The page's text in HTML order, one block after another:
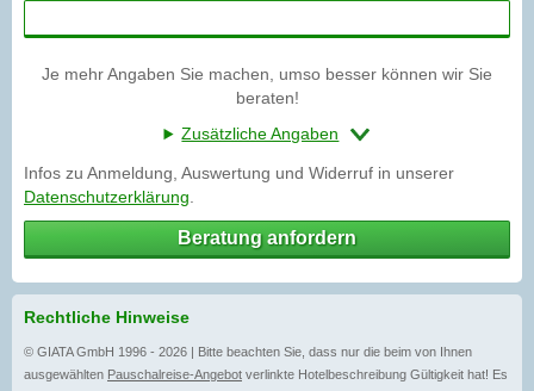
Je mehr Angaben Sie machen, umso besser können wir Sie
beraten!
Zusätzliche Angaben
Infos zu Anmeldung, Auswertung und Widerruf in unserer
Datenschutzerklärung
Beratung anfordern
Rechtliche Hinweise
© GIATA GmbH 1996 - 2026 | Bitte beachten Sie, dass nur die beim von Ihnen
ausgewählten Pauschalreise-Angebot verlinkte Hotelbeschreibung Gültigkeit hat! Es